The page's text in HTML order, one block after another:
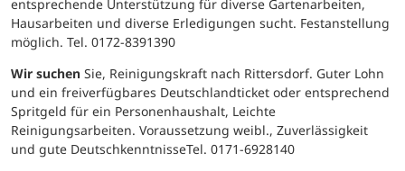
entsprechende Unterstützung für diverse Gartenarbeiten,
Hausarbeiten und diverse Erledigungen sucht. Festanstellung
möglich. Tel. 0172-8391390
Wir suchen Sie, Reinigungskraft nach Rittersdorf. Guter Lohn
und ein freiverfügbares Deutschlandticket oder entsprechend
Spritgeld für ein Personenhaushalt, Leichte
Reinigungsarbeiten. Voraussetzung weibl., Zuverlässigkeit
und gute DeutschkenntnisseTel. 0171-6928140